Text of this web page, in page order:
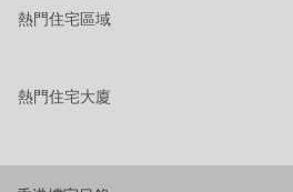
熱門住宅區域
熱門住宅大廈